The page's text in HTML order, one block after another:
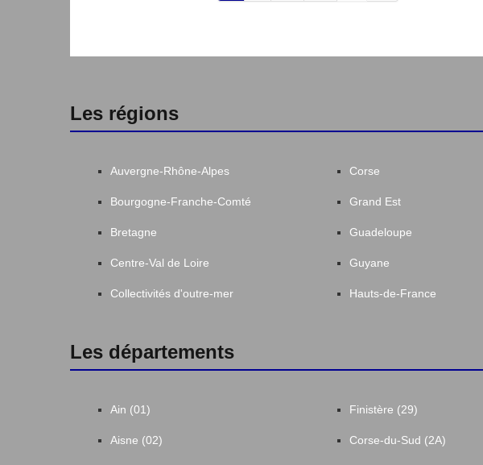
Les régions
Auvergne-Rhône-Alpes
Bourgogne-Franche-Comté
Bretagne
Centre-Val de Loire
Collectivités d'outre-mer
Corse
Grand Est
Guadeloupe
Guyane
Hauts-de-France
Les départements
Ain (01)
Aisne (02)
Finistère (29)
Corse-du-Sud (2A)